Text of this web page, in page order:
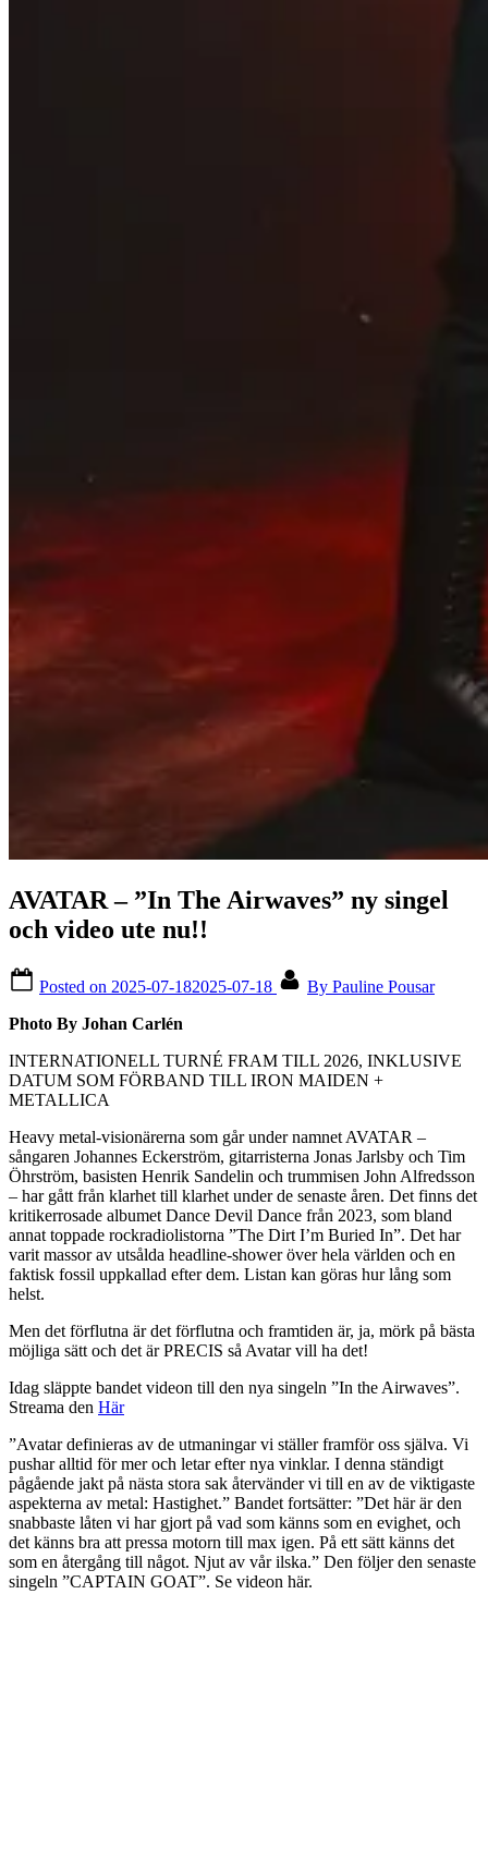
AVATAR – ”In The Airwaves” ny singel
och video ute nu!!
Posted on 2025-07-182025-07-18 By Pauline Pousar
Photo By Johan Carlén
INTERNATIONELL TURNÉ FRAM TILL 2026, INKLUSIVE
DATUM SOM FÖRBAND TILL IRON MAIDEN +
METALLICA
Heavy metal-visionärerna som går under namnet AVATAR –
sångaren Johannes Eckerström, gitarristerna Jonas Jarlsby och Tim
Öhrström, basisten Henrik Sandelin och trummisen John Alfredsson
– har gått från klarhet till klarhet under de senaste åren. Det finns det
kritikerrosade albumet Dance Devil Dance från 2023, som bland
annat toppade rockradiolistorna ”The Dirt I’m Buried In”. Det har
varit massor av utsålda headline-shower över hela världen och en
faktisk fossil uppkallad efter dem. Listan kan göras hur lång som
helst.
Men det förflutna är det förflutna och framtiden är, ja, mörk på bästa
möjliga sätt och det är PRECIS så Avatar vill ha det!
Idag släppte bandet videon till den nya singeln ”In the Airwaves”.
Streama den Här
”Avatar definieras av de utmaningar vi ställer framför oss själva. Vi
pushar alltid för mer och letar efter nya vinklar. I denna ständigt
pågående jakt på nästa stora sak återvänder vi till en av de viktigaste
aspekterna av metal: Hastighet.” Bandet fortsätter: ”Det här är den
snabbaste låten vi har gjort på vad som känns som en evighet, och
det känns bra att pressa motorn till max igen. På ett sätt känns det
som en återgång till något. Njut av vår ilska.” Den följer den senaste
singeln ”CAPTAIN GOAT”. Se videon här.